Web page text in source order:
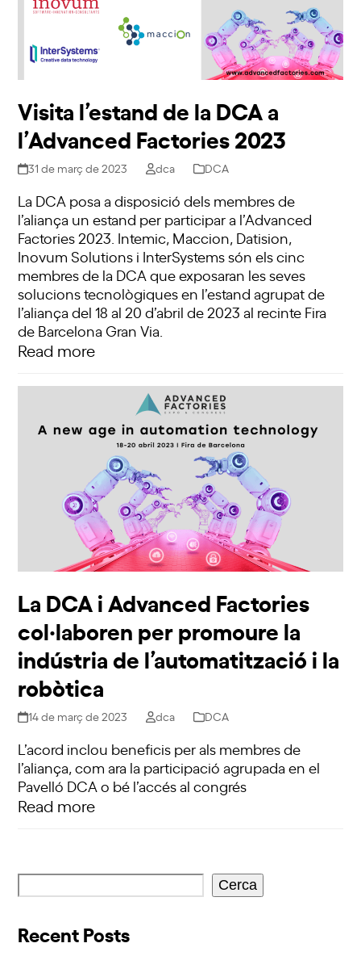
Visita l’estand de la DCA a
l’Advanced Factories 2023
31 de març de 2023 dca DCA
La DCA posa a disposició dels membres de
l’aliança un estand per participar a l’Advanced
Factories 2023. Intemic, Maccion, Datision,
Inovum Solutions i InterSystems són els cinc
membres de la DCA que exposaran les seves
solucions tecnològiques en l’estand agrupat de
l’aliança del 18 al 20 d’abril de 2023 al recinte Fira
de Barcelona Gran Via.
Read more
La DCA i Advanced Factories
col·laboren per promoure la
indústria de l’automatització i la
robòtica
14 de març de 2023 dca DCA
L’acord inclou beneficis per als membres de
l’aliança, com ara la participació agrupada en el
Pavelló DCA o bé l’accés al congrés
Read more
Cerca
Recent Posts